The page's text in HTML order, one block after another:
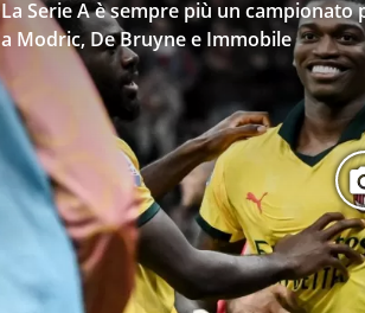
La Serie A è sempre più un
a Modric, De Bruyne e Immobile